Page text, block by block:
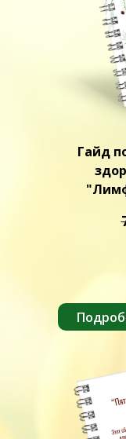
Гайд